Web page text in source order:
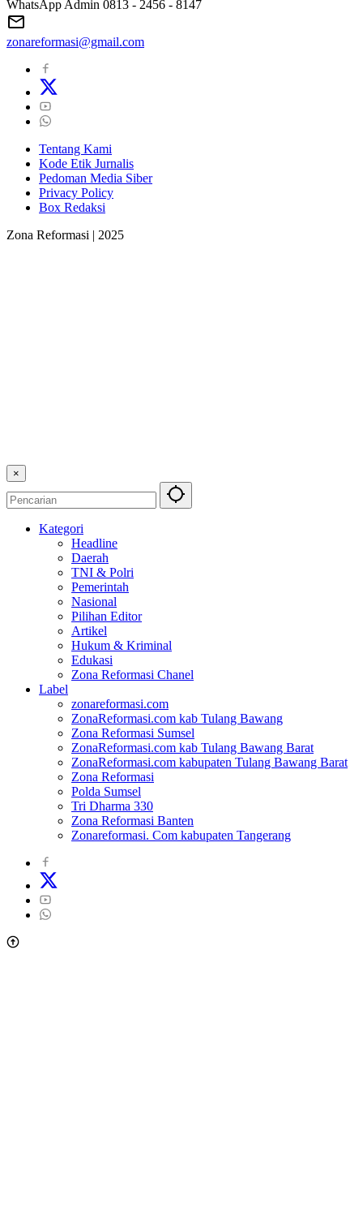
WhatsApp Admin 0813 - 2456 - 8147
zonareformasi@gmail.com
Tentang Kami
Kode Etik Jurnalis
Pedoman Media Siber
Privacy Policy
Box Redaksi
Zona Reformasi | 2025
×
Kategori
Headline
Daerah
TNI & Polri
Pemerintah
Nasional
Pilihan Editor
Artikel
Hukum & Kriminal
Edukasi
Zona Reformasi Chanel
Label
zonareformasi.com
ZonaReformasi.com kab Tulang Bawang
Zona Reformasi Sumsel
ZonaReformasi.com kab Tulang Bawang Barat
ZonaReformasi.com kabupaten Tulang Bawang Barat
Zona Reformasi
Polda Sumsel
Tri Dharma 330
Zona Reformasi Banten
Zonareformasi. Com kabupaten Tangerang